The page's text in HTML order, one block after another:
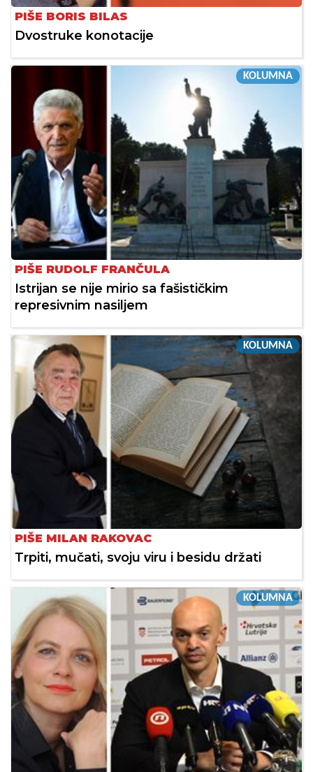
PIŠE BORIS BILAS
Dvostruke konotacije
KOLUMNA
PIŠE RUDOLF FRANČULA
Istrijan se nije mirio sa fašističkim
represivnim nasiljem
KOLUMNA
PIŠE MILAN RAKOVAC
Trpiti, mučati, svoju viru i besidu držati
KOLUMNA